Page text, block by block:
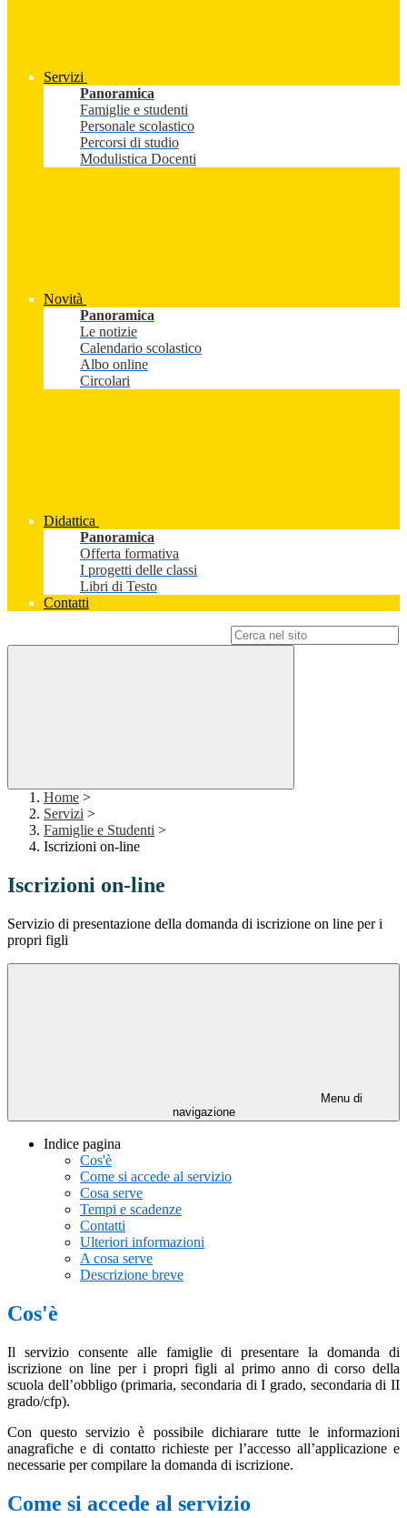
Servizi
Panoramica
Famiglie e studenti
Personale scolastico
Percorsi di studio
Modulistica Docenti
Novità
Panoramica
Le notizie
Calendario scolastico
Albo online
Circolari
Didattica
Panoramica
Offerta formativa
I progetti delle classi
Libri di Testo
Contatti
Home >
Servizi >
Famiglie e Studenti >
Iscrizioni on-line
Iscrizioni on-line
Servizio di presentazione della domanda di iscrizione on line per i
propri figli
Menu di
navigazione
Indice pagina
Cos'è
Come si accede al servizio
Cosa serve
Tempi e scadenze
Contatti
Ulteriori informazioni
A cosa serve
Descrizione breve
Cos'è
Il servizio consente alle famiglie di presentare la domanda di
iscrizione on line per i propri figli al primo anno di corso della
scuola dell’obbligo (primaria, secondaria di I grado, secondaria di II
grado/cfp).
Con questo servizio è possibile dichiarare tutte le informazioni
anagrafiche e di contatto richieste per l’accesso all’applicazione e
necessarie per compilare la domanda di iscrizione.
Come si accede al servizio